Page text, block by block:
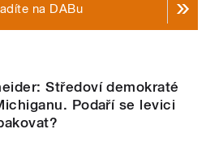
na DABu
Středoví demokraté
Podaří se levici